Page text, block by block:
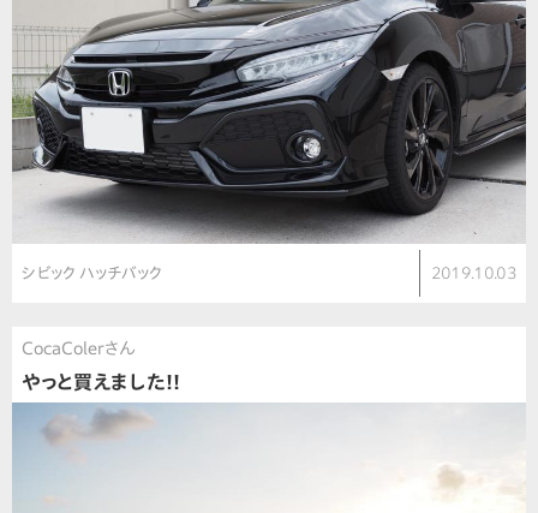
シビック ハッチバック 2019.10.03
CocaColerさん
やっと買えました!!